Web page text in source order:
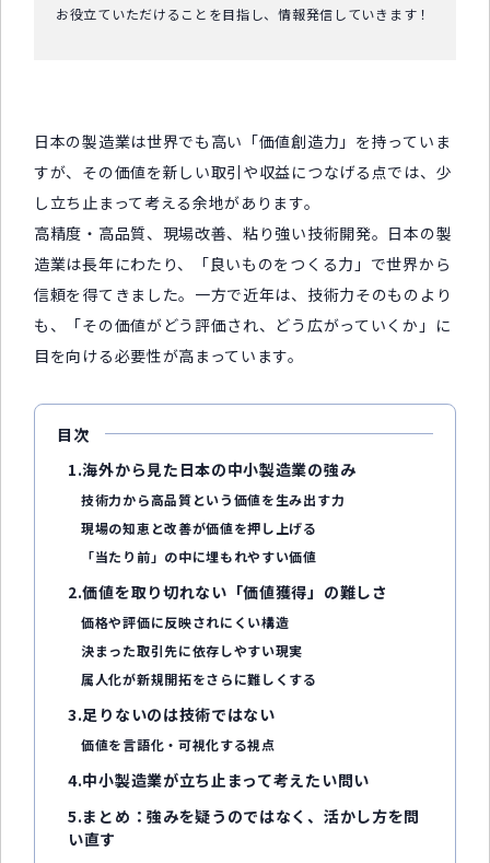
お役立ていただけることを目指し、情報発信していきます！
日本の製造業は世界でも高い「価値創造力」を持っていま
すが、その価値を新しい取引や収益につなげる点では、少
し立ち止まって考える余地があります。
高精度・高品質、現場改善、粘り強い技術開発。日本の製
造業は長年にわたり、「良いものをつくる力」で世界から
信頼を得てきました。一方で近年は、技術力そのものより
も、「その価値がどう評価され、どう広がっていくか」に
目を向ける必要性が高まっています。
目次
1.海外から見た日本の中小製造業の強み
技術力から高品質という価値を生み出す力
現場の知恵と改善が価値を押し上げる
「当たり前」の中に埋もれやすい価値
2.価値を取り切れない「価値獲得」の難しさ
価格や評価に反映されにくい構造
決まった取引先に依存しやすい現実
属人化が新規開拓をさらに難しくする
3.足りないのは技術ではない
価値を言語化・可視化する視点
4.中小製造業が立ち止まって考えたい問い
5.まとめ：強みを疑うのではなく、活かし方を問
い直す